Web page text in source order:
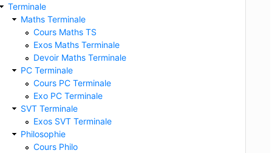
Terminale
Maths Terminale
Cours Maths TS
Exos Maths Terminale
Devoir Maths Terminale
PC Terminale
Cours PC Terminale
Exo PC Terminale
SVT Terminale
Exos SVT Terminale
Philosophie
Cours Philo